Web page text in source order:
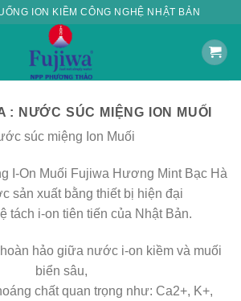
ION KIỀM CÔNG NGHỆ NHẬT BẢN
: NƯỚC SÚC MIỆNG ION MUỐI
súc miệng Ion Muối
I-On Muối Fujiwa Hương Mint Bạc Hà
sản xuất bằng thiết bị hiện đại
tách i-on tiên tiến của Nhật Bản.
hảo giữa nước i-on kiềm và muối
biển sâu,
chất quan trọng như: Ca2+, K+,